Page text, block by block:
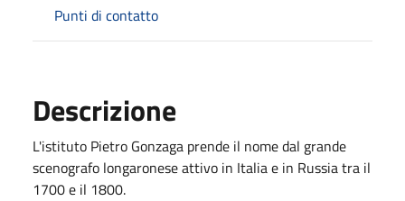
Punti di contatto
Descrizione
L'istituto Pietro Gonzaga prende il nome dal grande
scenografo longaronese attivo in Italia e in Russia tra il
1700 e il 1800.